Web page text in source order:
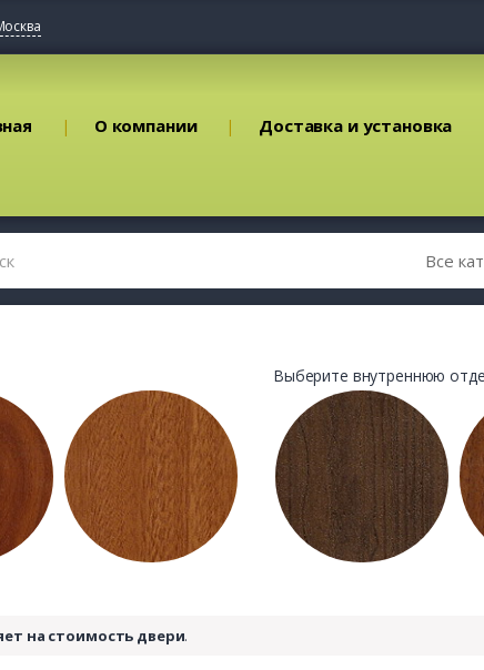
О компании Доставка и установка
Выберите внутреннюю
на стоимость двери.